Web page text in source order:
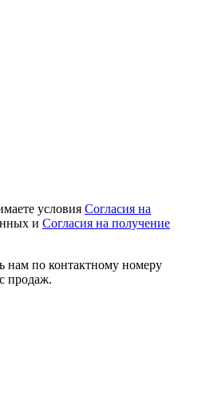
условия Согласия на
и Согласия на получение
нам по контактному номеру
продаж.